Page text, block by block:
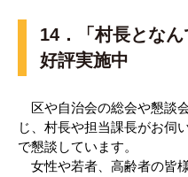
14．「村長となん
好評実施中
区や自治会の総会や懇談
じ、村長や担当課長がお伺
で懇談しています。
女性や若者、高齢者の皆